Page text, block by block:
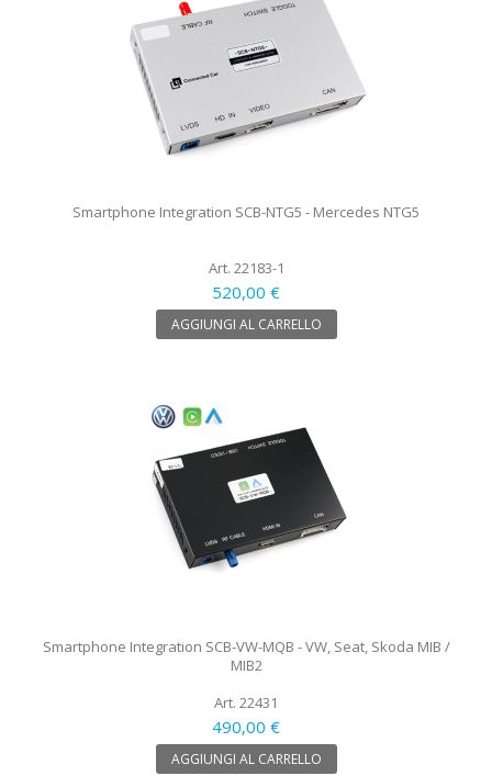
Smartphone Integration SCB-NTG5 - Mercedes NTG5
Art. 22183-1
520,00 €
AGGIUNGI AL CARRELLO
Smartphone Integration SCB-VW-MQB - VW, Seat, Skoda MIB /
MIB2
Art. 22431
490,00 €
AGGIUNGI AL CARRELLO